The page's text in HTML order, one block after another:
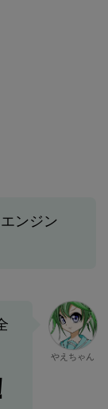
ンジン
やえちゃん